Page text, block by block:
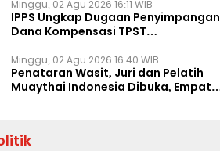
Minggu, 02 Agu 2026 16:11 WIB
IPPS Ungkap Dugaan Penyimpangan
Dana Kompensasi TPST
Minggu, 02 Agu 2026 16:40 WIB
Penataran Wasit, Juri dan Pelatih
Muaythai Indonesia Dibuka, Empat